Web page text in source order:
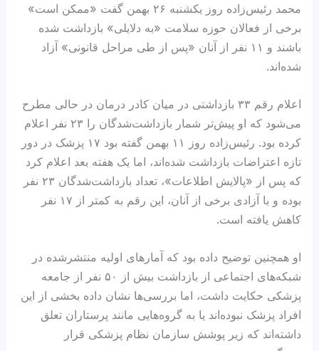
محمد رئیس‌زاده روز یکشنبه ۲۶ بهمن گفت «ممکن است»
برخی از فعالان حوزه سلامت «به دلایلی» بازداشت شده
باشند و ۱۱ نفر از آنان «پس از طی مراحل قانونی» آزاد
شده‌اند.
اعلام رقم ۳۳ بازداشتی در میان کادر درمان در حالی مطرح
می‌شود که او پیش‌تر شمار بازداشت‌شدگان را ۲۳ نفر اعلام
کرده بود. رئیس‌زاده روز ۱۱ بهمن گفته بود ۱۷ پزشک در دور
تازه اعتراضات بازداشت شده‌اند، اما یک هفته بعد اعلام کرد
که پس از «پالایش اطلاعات»، تعداد بازداشت‌شدگان ۲۳ نفر
بوده و با آزادی برخی از آنان، این رقم به کمتر از ۱۷ نفر
کاهش یافته است.
او همچنین توضیح داده بود که آمارهای اولیه منتشرشده در
شبکه‌های اجتماعی از بازداشت بیش از ۵۰ نفر از جامعه
پزشکی حکایت داشت، اما بررسی‌ها نشان داده بخشی از این
افراد پزشک نبوده‌اند یا به گروه‌هایی مانند پرستاران تعلق
داشته‌اند که زیر پوشش سازمان نظام پزشکی قرار